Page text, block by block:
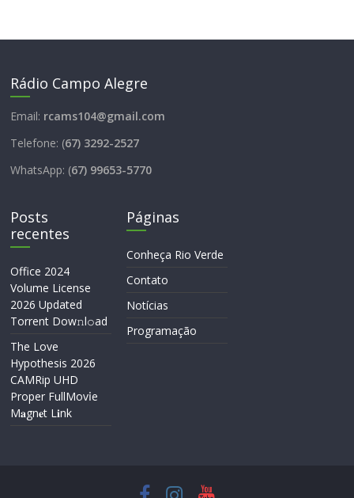
Rádio Campo Alegre
Email: rcams104@gmail.com
Telefone: (67) 3292-2527
WhatsApp: (67) 99653-5770
Posts
recentes
Office 2024
Volume License
2026 Updated
Torrent Dow𝚗l𝚘аd
The Love
Hypothesis 2026
CAMRip UHD
Proper FullMov𝗂e
M𝐚gn𝐞t L𝐢nk
Páginas
Conheça Rio Verde
Contato
Notícias
Programação